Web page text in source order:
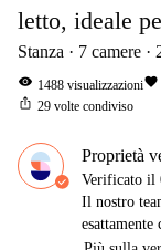
letto, ideale
Stanza 7 camere
visibility 1488 visualizzazionifavorite
ios_share 29 volte condiviso
Proprietà
Verificato il
Il nostro